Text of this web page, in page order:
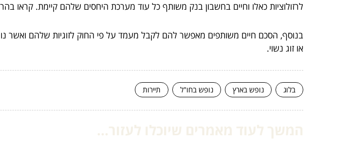
לרזולוציות כאלו וחיים בחשבון בנק משותף כל עוד מערכת היחסים שלהם קיימת. קראו
בנוסף, הסכם חיים משותפים מאפשר להם לקבל מעמד על פי החוק לזוגיות שלהם ואשר
או זוג נשוי.
בלוג נופש בארץ נופש בחו"ל תיירות
המשך לעוד מאמרים שיוכלו לעזור...